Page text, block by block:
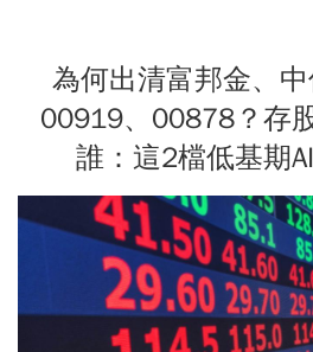
為何出清富邦金、
00919、00878？存
誰：這2檔低基期